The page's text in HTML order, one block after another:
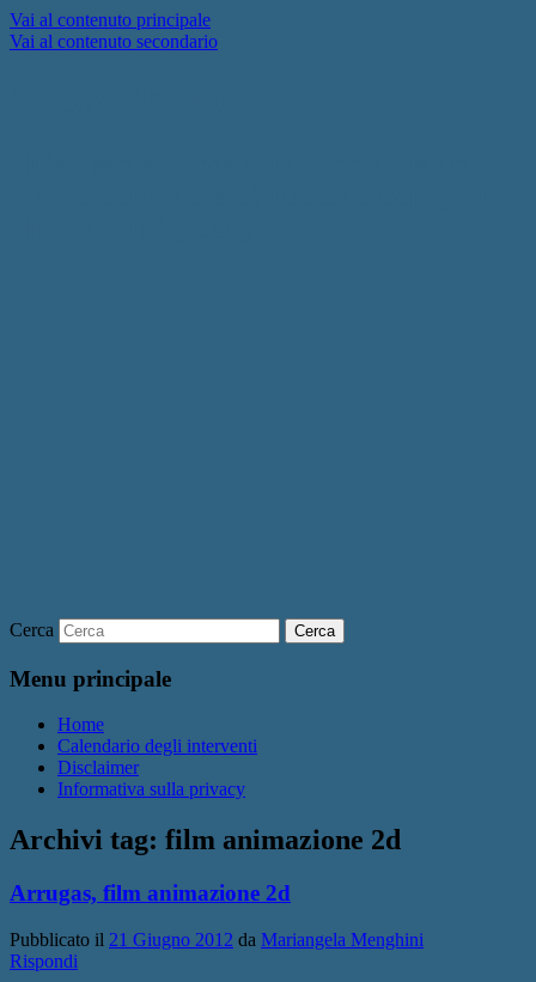
Vai al contenuto principale
Vai al contenuto secondario
Cerca
Menu principale
Home
Calendario degli interventi
Disclaimer
Informativa sulla privacy
Archivi tag: film animazione 2d
Arrugas, film animazione 2d
Pubblicato il 21 Giugno 2012 da Mariangela Menghini
Rispondi